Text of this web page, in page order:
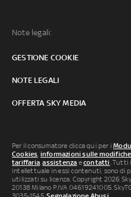
Note legali:
GESTIONE COOKIE
NOTE LEGALI
OFFERTA SKY MEDIA
Per il consumatore clicca qui per i
Cookies, informazioni sulle
tariffaria,assistenza econtatti. Tutti
intellettuale in essi contenuti, sono di
utilizzati su licenza. Copyright 2026
20138 Milano P.IVA 04619241005.